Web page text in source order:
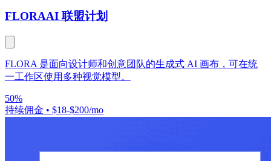
FLORAAI 联盟计划
FLORA 是面向设计师和创意团队的生成式 AI 画布，可在统
一工作区使用多种视觉模型。
50%
持续佣金 • $18-$200/mo